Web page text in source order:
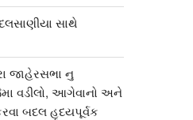
સાથે
જાહેરસભા નુ
વડીલો, આગેવાનો અને
બદલ હૃદયપૂર્વક